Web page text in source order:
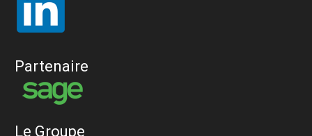
Partenaire
Le Groupe